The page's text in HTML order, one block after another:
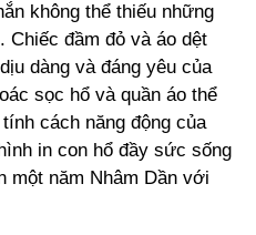
không thể thiếu những
Chiếc đầm đỏ và áo dệt
dàng và đáng yêu của
sọc hổ và quần áo thể
cách năng động của
in con hổ đầy sức sống
một năm Nhâm Dần với